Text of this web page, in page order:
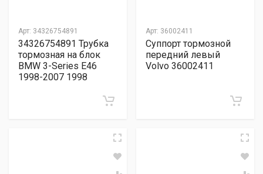
Арт: 34326754891
34326754891 Трубка
тормозная на блок
BMW 3-Series E46
1998-2007 1998
Арт: 36002411
Суппорт тормозной
передний левый
Volvo 36002411